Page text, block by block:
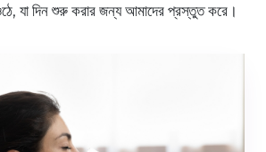
যা দিন শুরু করার জন্য আমাদের প্রস্তুত করে।